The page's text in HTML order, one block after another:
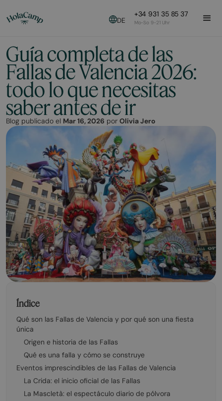
DE
+34 931 35 85 37
Mo-So 9-21 Uhr
Guía completa de las
Fallas de Valencia 2026:
todo lo que necesitas
saber antes de ir
Blog publicado el Mar 16, 2026 por Olivia Jero
Índice
Qué son las Fallas de Valencia y por qué son una fiesta
única
Origen e historia de las Fallas
Qué es una falla y cómo se construye
Eventos imprescindibles de las Fallas de Valencia
La Crida: el inicio oficial de las Fallas
La Mascletà: el espectáculo diario de pólvora